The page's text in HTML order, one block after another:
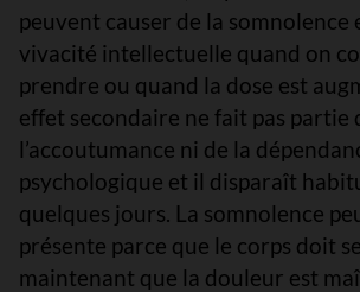
peuvent causer de la somnolence
vivacité intellectuelle quand on
prendre ou quand la dose est
effet secondaire ne fait pas partie
l’accoutumance ni de la
psychologique et il disparaît
quelques jours. La somnolence
présente parce que le corps doit
maintenant que la douleur est